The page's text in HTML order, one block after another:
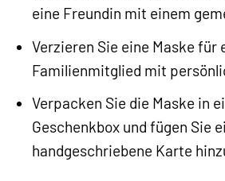
eine Freundin mit einem
Verzieren Sie eine Maske für
Familienmitglied mit
Verpacken Sie die Maske in
Geschenkbox und fügen Sie
handgeschriebene Karte